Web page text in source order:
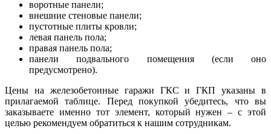
воротные панели;
внешние стеновые панели;
пустотные плиты кровли;
левая панель пола;
правая панель пола;
панели подвального помещения (если оно
предусмотрено).
Цены на железобетонные гаражи ГКС и ГКП указаны в
прилагаемой таблице. Перед покупкой убедитесь, что вы
заказываете именно тот элемент, который нужен – с этой
целью рекомендуем обратиться к нашим сотрудникам.